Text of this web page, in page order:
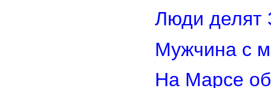
Люди делят
Мужчина с
На Марсе